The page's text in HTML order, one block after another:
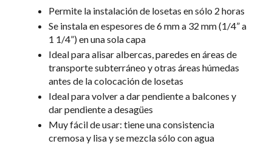
Permite la instalación de losetas en sólo 2 horas
Se instala en espesores de 6 mm a 32 mm (1/4” a
1 1/4”) en una sola capa
Ideal para alisar albercas, paredes en áreas de
transporte subterráneo y otras áreas húmedas
antes de la colocación de losetas
Ideal para volver a dar pendiente a balcones y
dar pendiente a desagües
Muy fácil de usar: tiene una consistencia
cremosa y lisa y se mezcla sólo con agua